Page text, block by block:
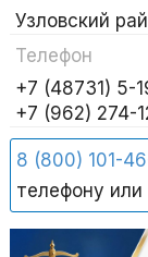
Узловский
Телефон
+7 (48731) 5-
+7 (962) 274-
8 (800) 101-
телефону или